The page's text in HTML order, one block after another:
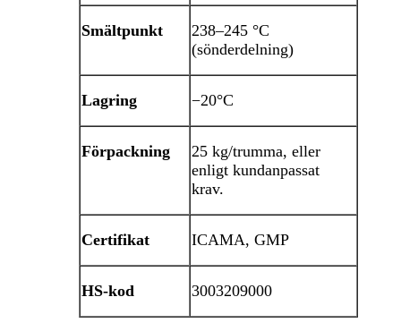
Smältpunkt
238–245 °C
(sönderdelning)
Lagring −20°C
Förpackning
25 kg/trumma, eller
enligt kundanpassat
krav.
Certifikat ICAMA, GMP
HS-kod 3003209000